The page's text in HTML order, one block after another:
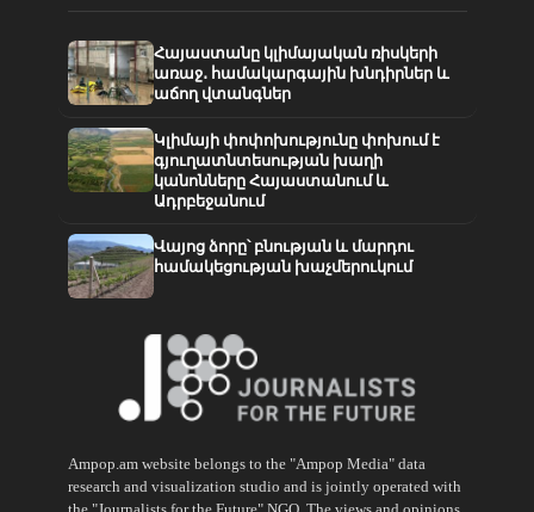
Հայաստանը կլիմայական ռիսկերի
առաջ․ համակարգային խնդիրներ և
աճող վտանգներ
Կլիմայի փոփոխությունը փոխում է
գյուղատնտեսության խաղի
կանոնները Հայաստանում և
Ադրբեջանում
Վայոց ձորը՝ բնության և մարդու
համակեցության խաչմերուկում
Ampop.am website belongs to the "Ampop Media" data
research and visualization studio and is jointly operated with